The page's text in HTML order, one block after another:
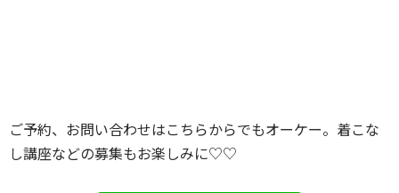
ご予約、お問い合わせはこちらからでもオーケー。着こな
し講座などの募集もお楽しみに♡♡